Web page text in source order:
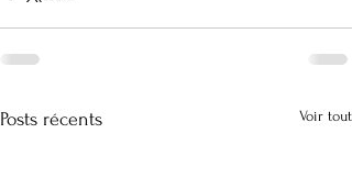
Posts récents Voir tout